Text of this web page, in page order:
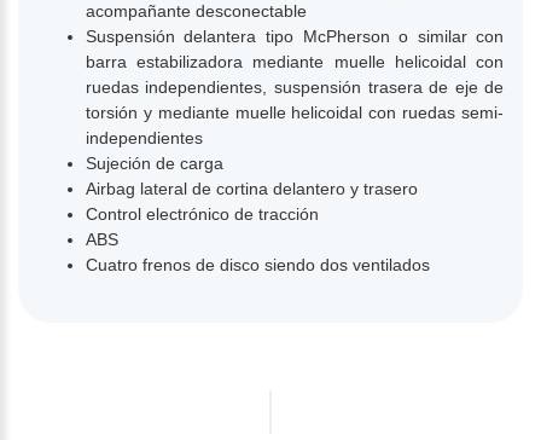
acompañante desconectable
Suspensión delantera tipo McPherson o similar con
barra estabilizadora mediante muelle helicoidal con
ruedas independientes, suspensión trasera de eje de
torsión y mediante muelle helicoidal con ruedas semi-
independientes
Sujeción de carga
Airbag lateral de cortina delantero y trasero
Control electrónico de tracción
ABS
Cuatro frenos de disco siendo dos ventilados